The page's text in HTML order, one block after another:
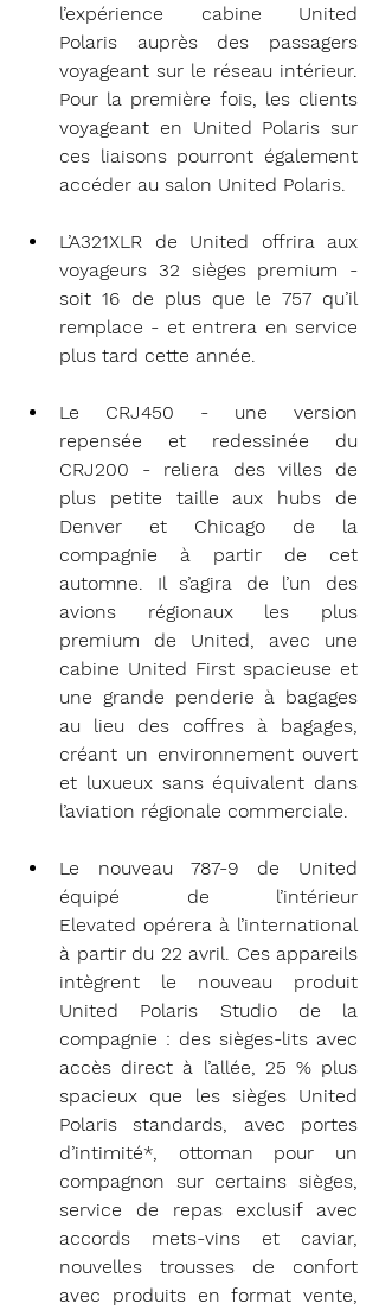
l’expérience cabine United
Polaris auprès des passagers
voyageant sur le réseau intérieur.
Pour la première fois, les clients
voyageant en United Polaris sur
ces liaisons pourront également
accéder au salon United Polaris.
L’A321XLR de United offrira aux
voyageurs 32 sièges premium -
soit 16 de plus que le 757 qu’il
remplace - et entrera en service
plus tard cette année.
Le CRJ450 - une version
repensée et redessinée du
CRJ200 - reliera des villes de
plus petite taille aux hubs de
Denver et Chicago de la
compagnie à partir de cet
automne. Il s’agira de l’un des
avions régionaux les plus
premium de United, avec une
cabine United First spacieuse et
une grande penderie à bagages
au lieu des coffres à bagages,
créant un environnement ouvert
et luxueux sans équivalent dans
l’aviation régionale commerciale.
Le nouveau 787-9 de United
équipé de l’intérieur
Elevated opérera à l’international
à partir du 22 avril. Ces appareils
intègrent le nouveau produit
United Polaris Studio de la
compagnie : des sièges-lits avec
accès direct à l’allée, 25 % plus
spacieux que les sièges United
Polaris standards, avec portes
d’intimité*, ottoman pour un
compagnon sur certains sièges,
service de repas exclusif avec
accords mets-vins et caviar,
nouvelles trousses de confort
avec produits en format vente,